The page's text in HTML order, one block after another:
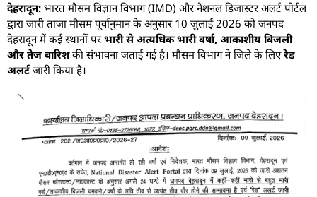
देहरादून: भारत मौसम विज्ञान विभाग (IMD) और नेशनल डिजास्टर अलर्ट पोर्टल
द्वारा जारी ताजा मौसम पूर्वानुमान के अनुसार 10 जुलाई 2026 को जनपद
देहरादून में कई स्थानों परभारी से अत्यधिक भारी वर्षा, आकाशीय बिजली
और तेज बारिशकी संभावना जताई गई है। मौसम विभाग ने जिले के लिएरेड
अलर्टजारी किया है।